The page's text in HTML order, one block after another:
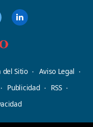
del Sitio
Aviso Legal
Publicidad
RSS